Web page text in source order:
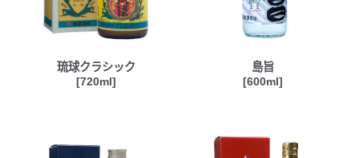
琉球クラシック
[720ml]
島旨
[600ml]